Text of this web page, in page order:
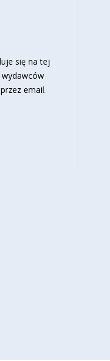
się na tej
email.